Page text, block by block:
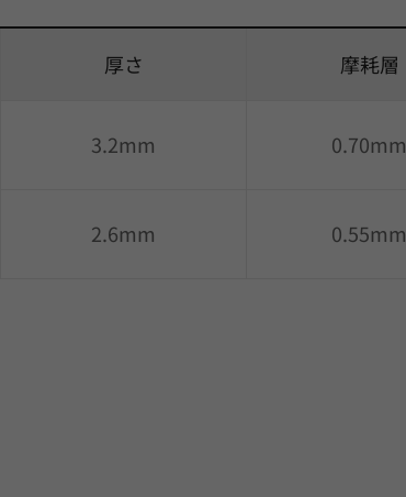
厚さ 摩耗層
3.2mm 0.70mm
2.6mm 0.55mm